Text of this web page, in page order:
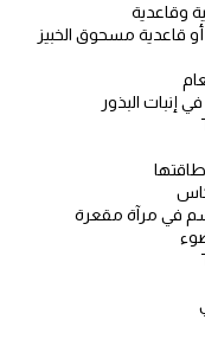
وقاعدية
إنبات البذور